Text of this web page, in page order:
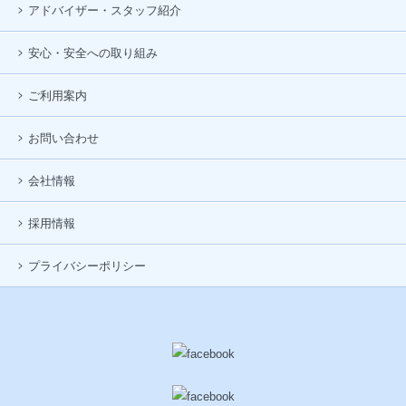
アドバイザー・スタッフ紹介
安心・安全への取り組み
ご利用案内
お問い合わせ
会社情報
採用情報
プライバシーポリシー